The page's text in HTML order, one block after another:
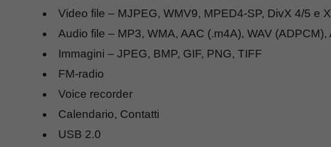
Video file – MJPEG, WMV9, MPED4-SP, DivX 4/5 e
Audio file – MP3, WMA, AAC (.m4A), WAV (ADPCM),
Immagini – JPEG, BMP, GIF, PNG, TIFF
FM-radio
Voice recorder
Calendario, Contatti
USB 2.0